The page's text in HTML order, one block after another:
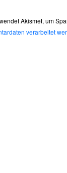
Akismet, um
verarbeitet